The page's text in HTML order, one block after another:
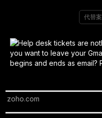
代替案
zoho.com